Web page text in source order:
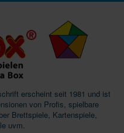
erscheint seit 1981 und ist
von Profis, spielbare
Brettspiele, Kartenspiele,
uvm.